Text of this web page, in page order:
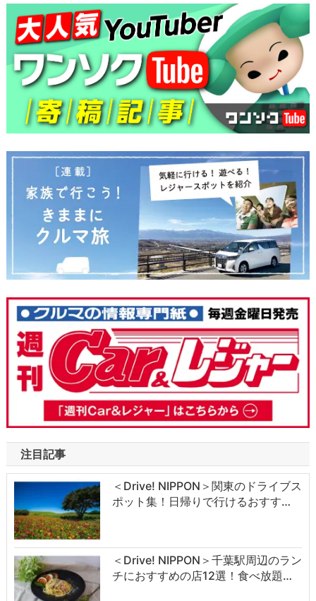
注目記事
＜Drive! NIPPON＞関東のドライブス
ポット集！日帰りで行けるおすす…
＜Drive! NIPPON＞千葉駅周辺のラン
チにおすすめの店12選！食べ放題…